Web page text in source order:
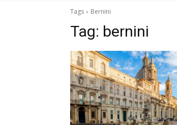
Tags Bernini
Tag: bernini